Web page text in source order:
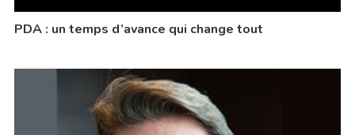
PDA : un temps d’avance qui change tout